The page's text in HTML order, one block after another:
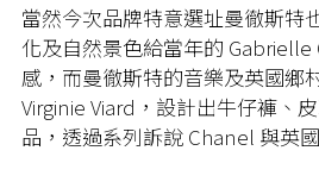
當然今次品牌特意選址曼徹斯特
化及自然景色給當年的
感，而曼徹斯特的音樂及英國鄉
Virginie Viard，設計出牛仔褲、
品，透過系列訴說 Chanel 與英